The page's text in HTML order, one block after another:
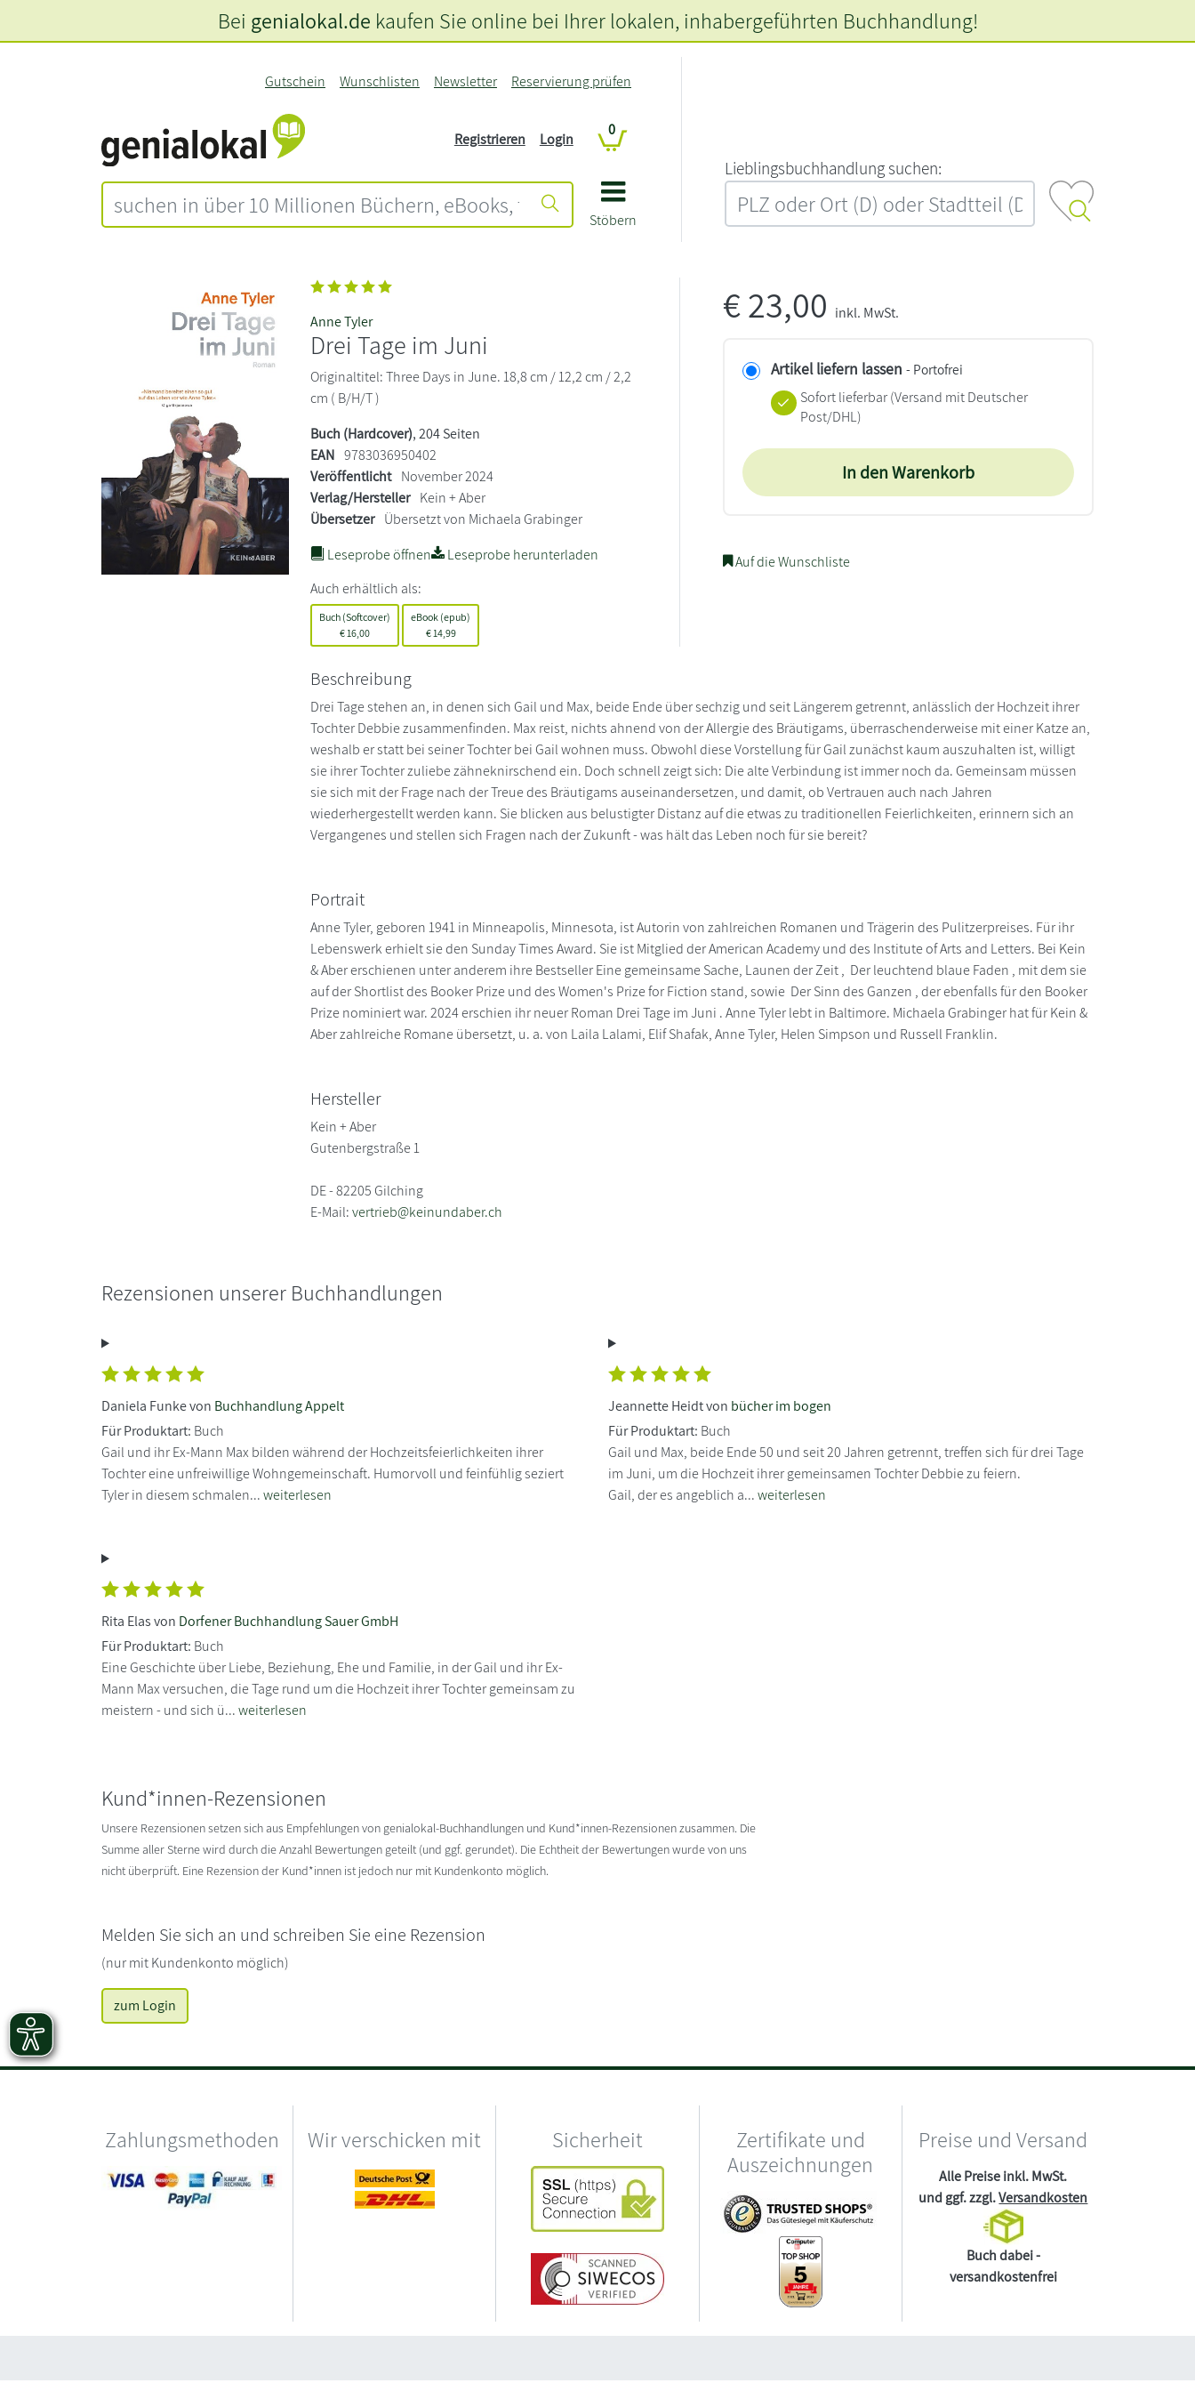
Stöbern
Gutschein Wunschlisten Newsletter Reservierung prüfen
Registrieren Login
0
L‍i‍e‍b‍l‍i‍n‍g‍s‍b‍u‍c‍h‍h‍a‍n‍d‍l‍u‍n‍g‍ ‍s‍u‍c‍h‍e‍n‍:‍
Bei genialokal.de kaufen Sie online bei Ihrer lokalen, inhabergeführten Buchhandlung!
Anne Tyler
Drei Tage im Juni
Originaltitel: Three Days in June. 18,8 cm / 12,2 cm / 2,2
cm ( B/H/T )
Buch (Hardcover), 204 Seiten
EAN 9783036950402
Veröffentlicht November 2024
Verlag/Hersteller Kein + Aber
Übersetzer Übersetzt von Michaela Grabinger
Leseprobe öffnen
Leseprobe herunterladen
Auch erhältlich als:
Buch (Softcover)
€ 16,00
eBook (epub)
€14,99
€23,00 inkl. MwSt.
Artikel liefern lassen - Portofrei
Sofort lieferbar(Versand mit Deutscher
Post/DHL)
In den Warenkorb
Auf die Wunschliste
Beschreibung
Drei Tage stehen an, in denen sich Gail und Max, beide Ende über sechzig und seit Längerem getrennt, anlässlich der Hochzeit ihrer
Tochter Debbie zusammenfinden. Max reist, nichts ahnend von der Allergie des Bräutigams, überraschenderweise mit einer Katze an,
weshalb er statt bei seiner Tochter bei Gail wohnen muss. Obwohl diese Vorstellung für Gail zunächst kaum auszuhalten ist, willigt
sie ihrer Tochter zuliebe zähneknirschend ein. Doch schnell zeigt sich: Die alte Verbindung ist immer noch da. Gemeinsam müssen
sie sich mit der Frage nach der Treue des Bräutigams auseinandersetzen, und damit, ob Vertrauen auch nach Jahren
wiederhergestellt werden kann. Sie blicken aus belustigter Distanz auf die etwas zu traditionellen Feierlichkeiten, erinnern sich an
Vergangenes und stellen sich Fragen nach der Zukunft - was hält das Leben noch für sie bereit?
Portrait
Anne Tyler, geboren 1941 in Minneapolis, Minnesota, ist Autorin von zahlreichen Romanen und Trägerin des Pulitzerpreises. Für ihr
Lebenswerk erhielt sie den Sunday Times Award. Sie ist Mitglied der American Academy und des Institute of Arts and Letters. Bei Kein
& Aber erschienen unter anderem ihre Bestseller Eine gemeinsame Sache, Launen der Zeit , Der leuchtend blaue Faden , mit dem sie
auf der Shortlist des Booker Prize und des Women's Prize for Fiction stand, sowie Der Sinn des Ganzen , der ebenfalls für den Booker
Prize nominiert war. 2024 erschien ihr neuer Roman Drei Tage im Juni . Anne Tyler lebt in Baltimore. Michaela Grabinger hat für Kein &
Aber zahlreiche Romane übersetzt, u. a. von Laila Lalami, Elif Shafak, Anne Tyler, Helen Simpson und Russell Franklin.
Hersteller
Kein + Aber
Gutenbergstraße 1
DE - 82205 Gilching
E-Mail:vertrieb@keinundaber.ch
Rezensionen unserer Buchhandlungen
Daniela Funke von Buchhandlung Appelt
Für Produktart: Buch
Gail und ihr Ex-Mann Max bilden während der Hochzeitsfeierlichkeiten ihrer
Tochter eine unfreiwillige Wohngemeinschaft. Humorvoll und feinfühlig seziert
Tyler in diesem schmalen...weiterlesen
Jeannette Heidt von bücher im bogen
Für Produktart: Buch
Gail und Max, beide Ende 50 und seit 20 Jahren getrennt, treffen sich für drei Tage
im Juni, um die Hochzeit ihrer gemeinsamen Tochter Debbie zu feiern.
Gail, der es angeblich a...weiterlesen
Rita Elas von Dorfener Buchhandlung Sauer GmbH
Für Produktart: Buch
Eine Geschichte über Liebe, Beziehung, Ehe und Familie, in der Gail und ihr Ex-
Mann Max versuchen, die Tage rund um die Hochzeit ihrer Tochter gemeinsam zu
meistern - und sich ü...weiterlesen
Kund*innen-Rezensionen
Unsere Rezensionen setzen sich aus Empfehlungen von genialokal-Buchhandlungen und Kund*innen-Rezensionen zusammen. Die
Summe aller Sterne wird durch die Anzahl Bewertungen geteilt (und ggf. gerundet). Die Echtheit der Bewertungen wurde von uns
nicht überprüft. Eine Rezension der Kund*innen ist jedoch nur mit Kundenkonto möglich.
Melden Sie sich an und schreiben Sie eine Rezension
(nur mit Kundenkonto möglich)
zum Login
Zahlungsmethoden Wir verschicken mit Sicherheit
Zertifikate und
Auszeichnungen
Preise und Versand
Alle Preise inkl. MwSt.
und ggf. zzgl.Versandkosten
Buch dabei -
versandkostenfrei